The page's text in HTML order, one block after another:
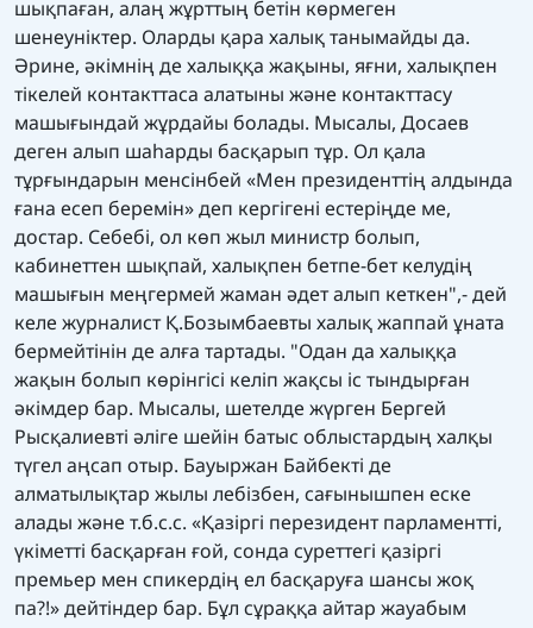
шықпаған, алаң жұрттың бетін көрмеген
шенеуніктер. Оларды қара халық танымайды да.
Әрине, әкімнің де халыққа жақыны, яғни, халықпен
тікелей контакттаса алатыны және контакттасу
машығындай жұрдайы болады. Мысалы, Досаев
деген алып шаһарды басқарып тұр. Ол қала
тұрғындарын менсінбей «Мен президенттің алдында
ғана есеп беремін» деп кергігені естеріңде ме,
достар. Себебі, ол көп жыл министр болып,
кабинеттен шықпай, халықпен бетпе-бет келудің
машығын меңгермей жаман әдет алып кеткен",- дей
келе журналист Қ.Бозымбаевты халық жаппай ұната
бермейтінін де алға тартады. "Одан да халыққа
жақын болып көрінгісі келіп жақсы іс тындырған
әкімдер бар. Мысалы, шетелде жүрген Бергей
Рысқалиевті әліге шейін батыс облыстардың халқы
түгел аңсап отыр. Бауыржан Байбекті де
алматылықтар жылы лебізбен, сағынышпен еске
алады және т.б.с.с. «Қазіргі перезидент парламентті,
үкіметті басқарған ғой, сонда суреттегі қазіргі
премьер мен спикердің ел басқаруға шансы жоқ
па?!» дейтіндер бар. Бұл сұраққа айтар жауабым